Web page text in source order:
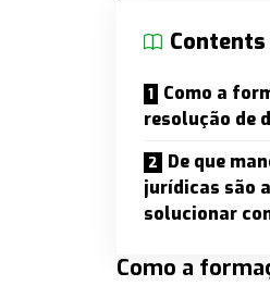
Contents
Como a
resolução de
De que
jurídicas são
solucionar
Como a